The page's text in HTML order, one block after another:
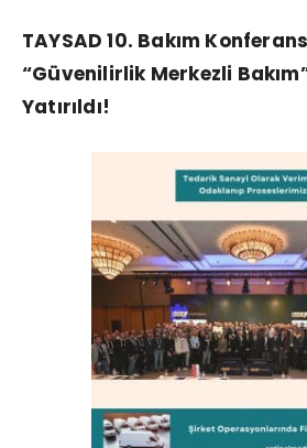
TAYSAD 10. Bakım
“Güvenilirlik Merkezli
Yatırıldı!